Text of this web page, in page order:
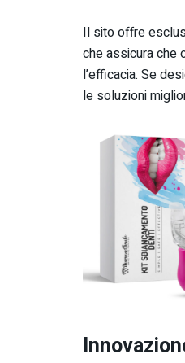
Il sito offre
che assicura che
l’efficacia. Se
le soluzioni